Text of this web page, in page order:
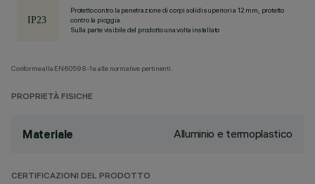
Protetto contro la penetrazione di corpi solidi superiori a 12 mm, protetto
contro la pioggia.
Sulla parte visibile del prodotto una volta installato
Conforme alla EN60598-1 e alle normative pertinenti.
PROPRIETÀ FISICHE
Materiale Alluminio e termoplastico
CERTIFICAZIONI DEL PRODOTTO